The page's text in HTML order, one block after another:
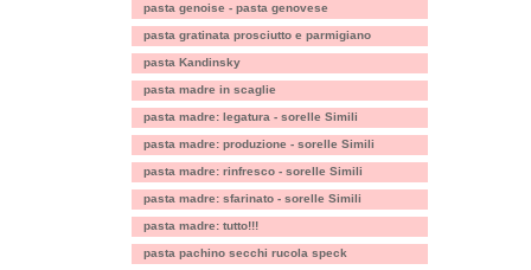
pasta genoise - pasta genovese
pasta gratinata prosciutto e parmigiano
pasta Kandinsky
pasta madre in scaglie
pasta madre: legatura - sorelle Simili
pasta madre: produzione - sorelle Simili
pasta madre: rinfresco - sorelle Simili
pasta madre: sfarinato - sorelle Simili
pasta madre: tutto!!!
pasta pachino secchi rucola speck